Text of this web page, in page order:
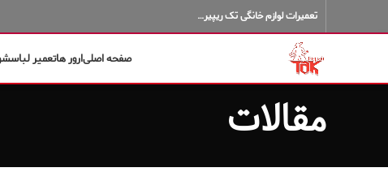
تعمیرات لوازم خانگی تک ریپیر…
صفحه اصلیارور هاتعمیر
مقالات